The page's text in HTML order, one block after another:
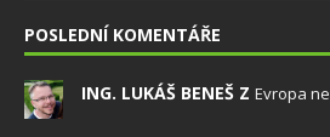
POSLEDNÍ KOMENTÁŘE
ING. LUKÁŠ BENEŠ Z Evropa